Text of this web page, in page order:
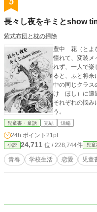
長々し夜をキミとshow
紫式布団と枕の掃除
豊中 花（とよ
憧れて、変装メ
れず、一人で楽
ると、ふと将来
中の同じクラ
け ほし）に遭
それぞれの悩み
う。
児童書・童話 完結 短編
24h.ポイント 21pt
小説 24,711 位 / 228,744件 児
青春 学校生活 恋愛 児童